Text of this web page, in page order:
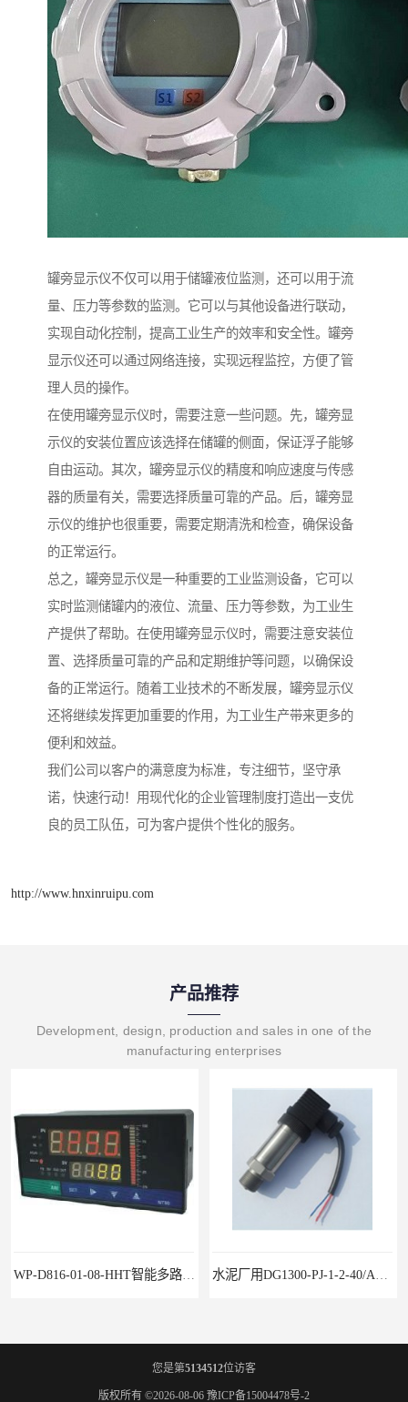
罐旁显示仪不仅可以用于储罐液位监测，还可以用于流
量、压力等参数的监测。它可以与其他设备进行联动，
实现自动化控制，提高工业生产的效率和安全性。罐旁
显示仪还可以通过网络连接，实现远程监控，方便了管
理人员的操作。
在使用罐旁显示仪时，需要注意一些问题。先，罐旁显
示仪的安装位置应该选择在储罐的侧面，保证浮子能够
自由运动。其次，罐旁显示仪的精度和响应速度与传感
器的质量有关，需要选择质量可靠的产品。后，罐旁显
示仪的维护也很重要，需要定期清洗和检查，确保设备
的正常运行。
总之，罐旁显示仪是一种重要的工业监测设备，它可以
实时监测储罐内的液位、流量、压力等参数，为工业生
产提供了帮助。在使用罐旁显示仪时，需要注意安装位
置、选择质量可靠的产品和定期维护等问题，以确保设
备的正常运行。随着工业技术的不断发展，罐旁显示仪
还将继续发挥更加重要的作用，为工业生产带来更多的
便利和效益。
我们公司以客户的满意度为标准，专注细节，坚守承
诺，快速行动！用现代化的企业管理制度打造出一支优
良的员工队伍，可为客户提供个性化的服务。
http://www.hnxinruipu.com
产品推荐
Development, design, production and sales in one of the
manufacturing enterprises
您是第5134512位访客
版权所有 ©2026-08-06 豫ICP备15004478号-2